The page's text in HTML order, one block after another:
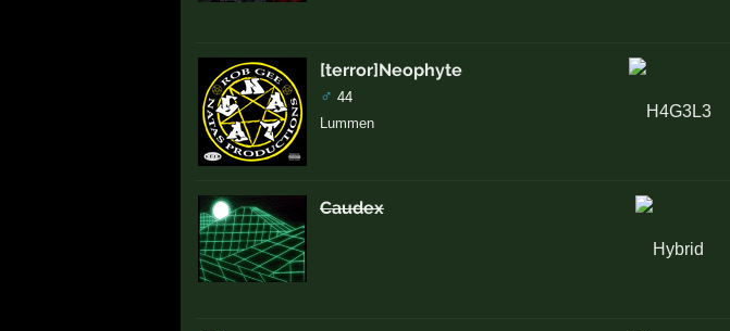
[terror]Neophyte
♂ 44
Lummen
Caudex